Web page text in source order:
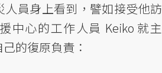
人員身上看到，譬如接受他訪
中心的工作人員 Keiko 就主
的復原負責：